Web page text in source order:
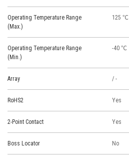
Operating Temperature Range
(Max.)
125 ℃
Operating Temperature Range
(Min.)
-40 ℃
Array / -
RoHS2 Yes
2-Point Contact Yes
Boss Locator No